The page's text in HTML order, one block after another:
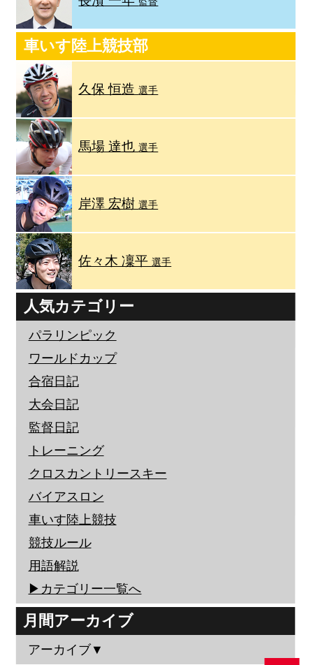
車いす陸上競技部
久保 恒造選手
馬場 達也選手
岸澤 宏樹選手
佐々木 凜平選手
人気カテゴリー
パラリンピック
ワールドカップ
合宿日記
大会日記
監督日記
トレーニング
クロスカントリースキー
バイアスロン
車いす陸上競技
競技ルール
用語解説
▶︎カテゴリー一覧へ
月間アーカイブ
アーカイブ▼